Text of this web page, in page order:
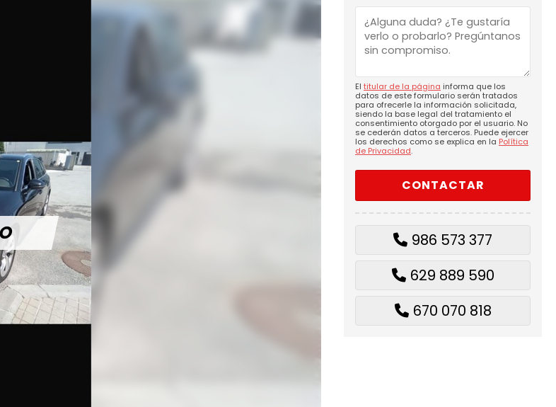
El titular de la página informa que los
datos de este formulario serán tratados
para ofrecerle la información solicitada,
siendo la base legal del tratamiento el
consentimiento otorgado por el usuario. No
se cederán datos a terceros. Puede ejercer
los derechos como se explica en la Política
de Privacidad.
986 573 377
629 889 590
670 070 818